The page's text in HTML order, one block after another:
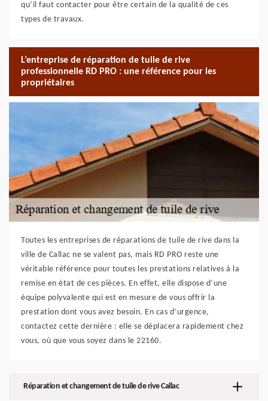
qu’il faut contacter pour être certain de la qualité de ces
types de travaux.
L’entreprise de réparation de tuile de rive
professionnelle RD PRO : une référence pour les
propriétaires
Toutes les entreprises de réparations de tuile de rive dans la
ville de Callac ne se valent pas, mais RD PRO reste une
véritable référence pour toutes les prestations relatives à la
remise en état de ces pièces. En effet, elle dispose d’une
équipe polyvalente qui est en mesure de vous offrir la
prestation dont vous avez besoin. En cas d’urgence,
contactez cette dernière : elle se déplacera rapidement chez
vous, où que vous soyez dans le 22160.
Réparation et changement de tuile de rive Callac